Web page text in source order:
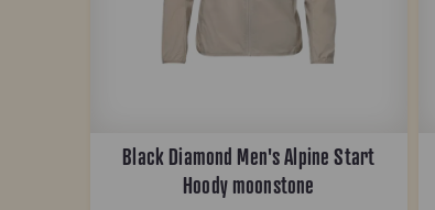
Black Diamond Men's Alpine Start
Hoody moonstone